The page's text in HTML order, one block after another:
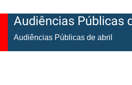
Audiências Públicas
Audiências Públicas de abril